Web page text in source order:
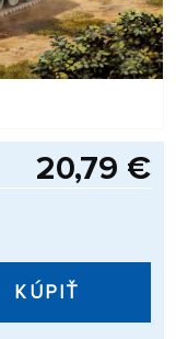
20,79 €
KÚPIŤ